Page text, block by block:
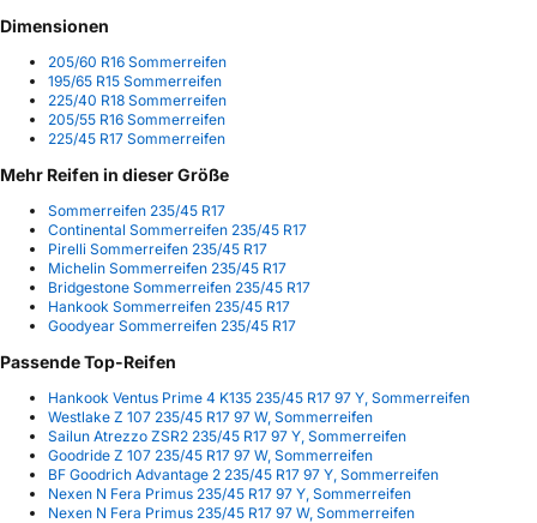
Dimensionen
205/60 R16 Sommerreifen
195/65 R15 Sommerreifen
225/40 R18 Sommerreifen
205/55 R16 Sommerreifen
225/45 R17 Sommerreifen
Mehr Reifen in dieser Größe
Sommerreifen 235/45 R17
Continental Sommerreifen 235/45 R17
Pirelli Sommerreifen 235/45 R17
Michelin Sommerreifen 235/45 R17
Bridgestone Sommerreifen 235/45 R17
Hankook Sommerreifen 235/45 R17
Goodyear Sommerreifen 235/45 R17
Passende Top-Reifen
Hankook Ventus Prime 4 K135 235/45 R17 97 Y, Sommerreifen
Westlake Z 107 235/45 R17 97 W, Sommerreifen
Sailun Atrezzo ZSR2 235/45 R17 97 Y, Sommerreifen
Goodride Z 107 235/45 R17 97 W, Sommerreifen
BF Goodrich Advantage 2 235/45 R17 97 Y, Sommerreifen
Nexen N Fera Primus 235/45 R17 97 Y, Sommerreifen
Nexen N Fera Primus 235/45 R17 97 W, Sommerreifen